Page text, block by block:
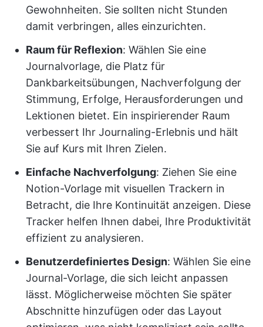
Gewohnheiten. Sie sollten nicht Stunden
damit verbringen, alles einzurichten.
Raum für Reflexion: Wählen Sie eine
Journalvorlage, die Platz für
Dankbarkeitsübungen, Nachverfolgung der
Stimmung, Erfolge, Herausforderungen und
Lektionen bietet. Ein inspirierender Raum
verbessert Ihr Journaling-Erlebnis und hält
Sie auf Kurs mit Ihren Zielen.
Einfache Nachverfolgung: Ziehen Sie eine
Notion-Vorlage mit visuellen Trackern in
Betracht, die Ihre Kontinuität anzeigen. Diese
Tracker helfen Ihnen dabei, Ihre Produktivität
effizient zu analysieren.
Benutzerdefiniertes Design: Wählen Sie eine
Journal-Vorlage, die sich leicht anpassen
lässt. Möglicherweise möchten Sie später
Abschnitte hinzufügen oder das Layout